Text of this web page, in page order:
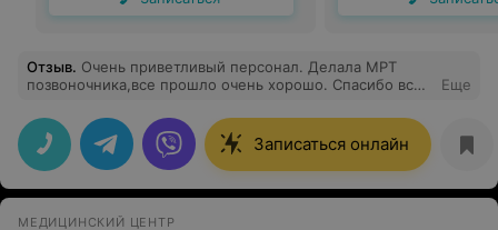
Отзыв. Очень приветливый персонал. Делала МРТ
позвоночника,все прошло очень хорошо. Спасибо всем
Еще
Записаться онлайн
МЕДИЦИНСКИЙ ЦЕНТР